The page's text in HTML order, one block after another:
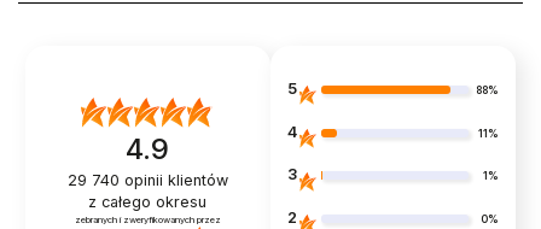
4.9
29 740 opinii klientów
z całego okresu
zebranych i zweryfikowanych przez
5 88%
4 11%
3 1%
2 0%